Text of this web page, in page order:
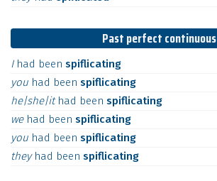
Past perfect continuous
I had been spiflicating
you had been spiflicating
he|she|it had been spiflicating
we had been spiflicating
you had been spiflicating
they had been spiflicating